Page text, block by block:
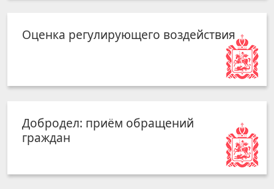
Оценка регулирующего воздействия
Добродел: приём обращений
граждан